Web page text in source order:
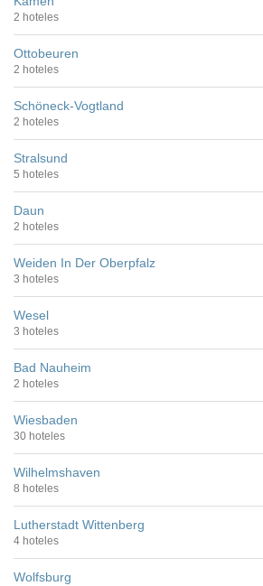
2 hoteles
Ottobeuren
2 hoteles
Schöneck-Vogtland
2 hoteles
Stralsund
5 hoteles
Daun
2 hoteles
Weiden In Der Oberpfalz
3 hoteles
Wesel
3 hoteles
Bad Nauheim
2 hoteles
Wiesbaden
30 hoteles
Wilhelmshaven
8 hoteles
Lutherstadt Wittenberg
4 hoteles
Wolfsburg